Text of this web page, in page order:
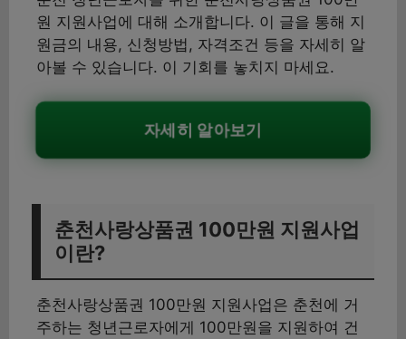
원 지원사업에 대해 소개합니다. 이 글을 통해 지
원금의 내용, 신청방법, 자격조건 등을 자세히 알
아볼 수 있습니다. 이 기회를 놓치지 마세요.
자세히 알아보기
춘천사랑상품권 100만원 지원사업
이란?
춘천사랑상품권 100만원 지원사업은 춘천에 거
주하는 청년근로자에게 100만원을 지원하여 건